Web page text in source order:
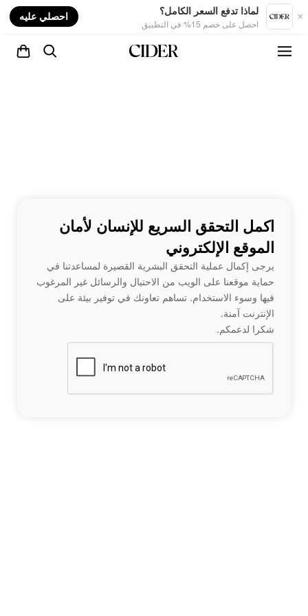
لماذا تدفع السعر الكامل؟
احصل على خصم 15% في التطبيق
احصلي عليه
اكمل التحقق السريع للإنسان لأمان
الموقع الإلكتروني
يرجى إكمال عملية التحقق البشرية القصيرة لمساعدتنا في
حماية موقعنا على الويب من الاحتيال والرسائل غير المرغوب
فيها وسوء الاستخدام. تساهم تعاونك في توفير بيئة على
الإنترنت آمنة.
شكرا لدعمكم.